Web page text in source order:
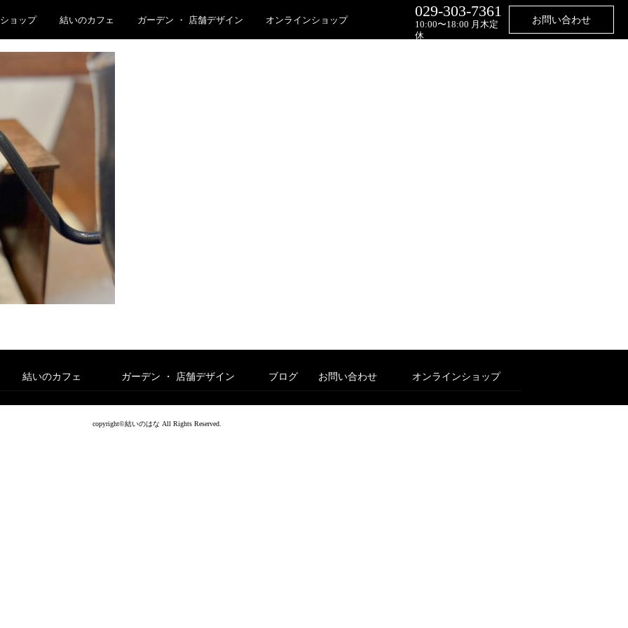
ョップ 結いのカフェ ガーデン ・ 店舗デザイン オンラインショップ お問い合わせ
029-303-7361
10:00〜18:00 月木定
休
結いのカフェ ガーデン ・ 店舗デザイン ブログ お問い合わせ オンラインショップ
copyright©結いのはな All Rights Reserved.